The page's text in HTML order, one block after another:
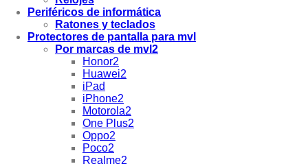
Periféricos de informática
Ratones y teclados
Protectores de pantalla para mvl
Por marcas de mvl2
Honor2
Huawei2
iPad
iPhone2
Motorola2
One Plus2
Oppo2
Poco2
Realme2